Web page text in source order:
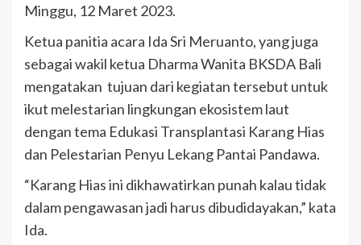
Minggu, 12 Maret 2023.
Ketua panitia acara Ida Sri Meruanto, yang juga
sebagai wakil ketua Dharma Wanita BKSDA Bali
mengatakan tujuan dari kegiatan tersebut untuk
ikut melestarian lingkungan ekosistem laut
dengan tema Edukasi Transplantasi Karang Hias
dan Pelestarian Penyu Lekang Pantai Pandawa.
“Karang Hias ini dikhawatirkan punah kalau tidak
dalam pengawasan jadi harus dibudidayakan,” kata
Ida.